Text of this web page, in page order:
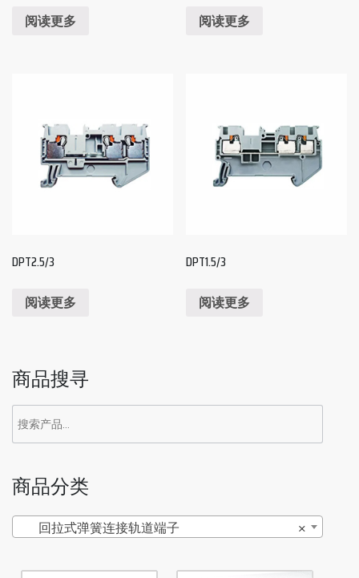
阅读更多 阅读更多
DPT2.5/3
阅读更多
DPT1.5/3
阅读更多
商品搜寻
商品分类
×
回拉式弹簧连接轨道端子